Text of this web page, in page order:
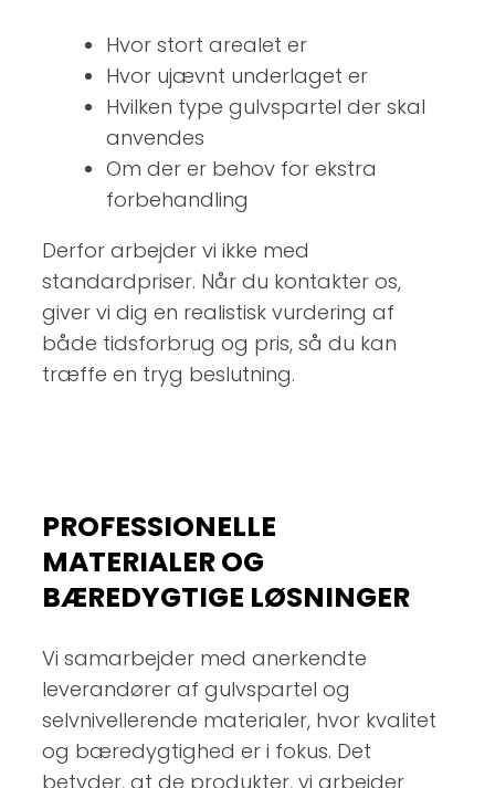
Hvor stort arealet er
Hvor ujævnt underlaget er
Hvilken type gulvspartel der skal
anvendes
Om der er behov for ekstra
forbehandling
Derfor arbejder vi ikke med
standardpriser. Når du kontakter os,
giver vi dig en realistisk vurdering af
både tidsforbrug og pris, så du kan
træffe en tryg beslutning.
PROFESSIONELLE
MATERIALER OG
BÆREDYGTIGE LØSNINGER
Vi samarbejder med anerkendte
leverandører af gulvspartel og
selvnivellerende materialer, hvor kvalitet
og bæredygtighed er i fokus. Det
betyder, at de produkter, vi arbejder